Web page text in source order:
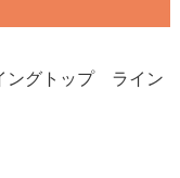
ングトップ ライン